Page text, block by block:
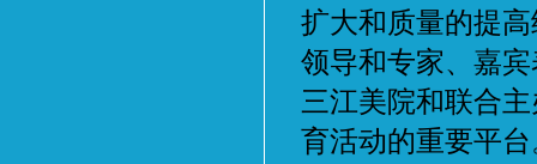
扩大和质量的提
领导和专家、嘉
三江美院和联合
育活动的重要平